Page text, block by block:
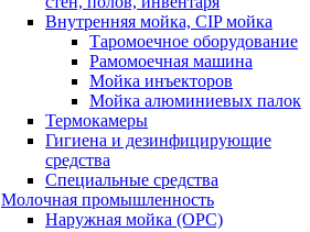
Внутренняя мойка, CIP мойка
Таромоечное оборудование
Рамомоечная машина
Мойка инъекторов
Мойка алюминиевых палок
Термокамеры
Гигиена и дезинфицирующие
средства
Специальные средства
Молочная промышленность
Наружная мойка (ОРС)